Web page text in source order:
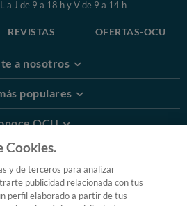
a J de 9 a 18 h y V de 9 a 14 h
REVISTAS OFERTAS-OCU
a nosotros
populares
OCU
Información
© 2026 OCU
de contratación de OCU
Cookies.
y de terceros para analizar
publicidad relacionada con tus
perfil elaborado a partir de tus